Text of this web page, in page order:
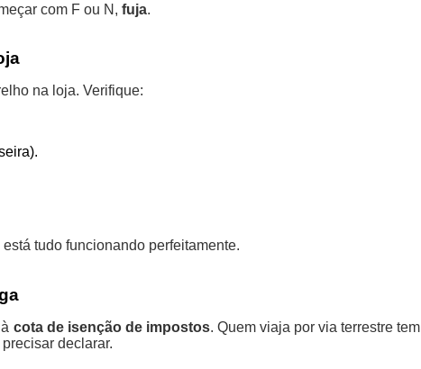
com F ou N, fuja.
na loja. Verifique:
tudo funcionando perfeitamente.
cota de isenção de impostos. Quem viaja por via terrestre tem
declarar.